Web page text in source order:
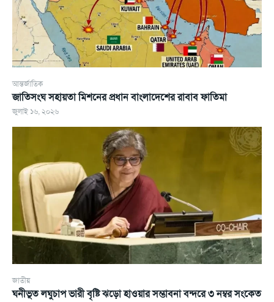
আন্তর্জাতিক
জাতিসংঘ সহায়তা মিশনের প্রধান বাংলাদেশের রাবাব ফাতিমা
জুলাই ১৬, ২০২৬
জাতীয়
ঘনীভূত লঘুচাপ ভারী বৃষ্টি ঝড়ো হাওয়ার সম্ভাবনা বন্দরে ৩ নম্বর সংকেত